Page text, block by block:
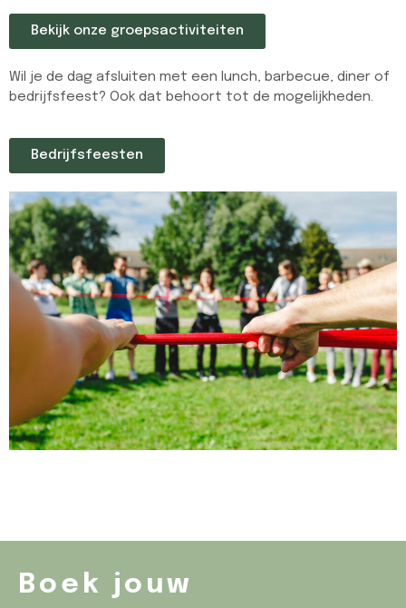
Bekijk onze groepsactiviteiten
Wil je de dag afsluiten met een lunch, barbecue, diner of
bedrijfsfeest? Ook dat behoort tot de mogelijkheden.
Bedrijfsfeesten
Boek jouw